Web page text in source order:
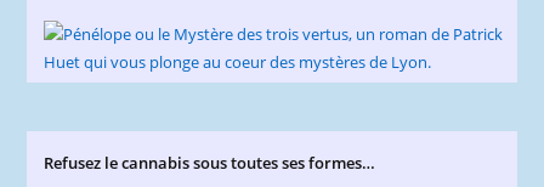
Refusez le cannabis sous toutes ses formes…